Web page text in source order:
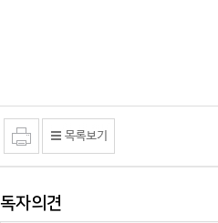
독자의견